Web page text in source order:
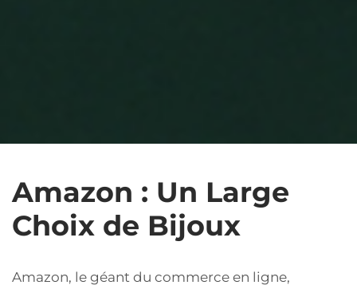
Amazon : Un Large
Choix de Bijoux
Amazon, le géant du commerce en ligne,